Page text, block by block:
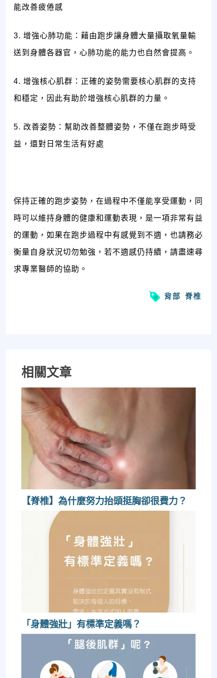
能改善疲倦感
3. 增強心肺功能：藉由跑步讓身體大量攝取氧量輸
送到身體各器官，心肺功能的能力也自然會提高。
4. 增強核心肌群：正確的姿勢需要核心肌群的支持
和穩定，因此有助於增強核心肌群的力量。
5. 改善姿勢：幫助改善整體姿勢，不僅在跑步時受
益，還對日常生活有好處
保持正確的跑步姿勢，在過程中不僅能享受運動，同
時可以維持身體的健康和運動表現，是一項非常有益
的運動，如果在跑步過程中有感覺到不適，也請務必
衡量自身狀況切勿勉強，若不適感仍持續，請盡速尋
求專業醫師的協助。
背部 脊椎
相關文章
【脊椎】為什麼努力抬頭挺胸卻很費力？
「身體強壯」有標準定義嗎？